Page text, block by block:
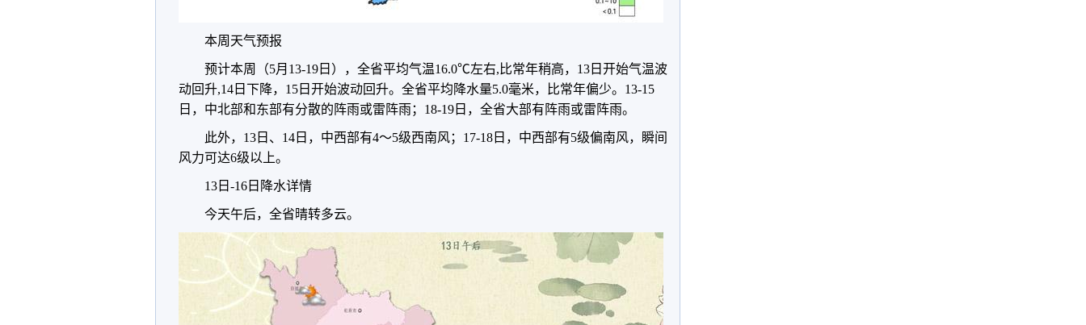
本周天气预报
预计本周（5月13-19日），全省平均气温16.0℃左右,比常年稍高，13日开始气温波
动回升,14日下降，15日开始波动回升。全省平均降水量5.0毫米，比常年偏少。13-15
日，中北部和东部有分散的阵雨或雷阵雨；18-19日，全省大部有阵雨或雷阵雨。
此外，13日、14日，中西部有4～5级西南风；17-18日，中西部有5级偏南风，瞬间
风力可达6级以上。
13日-16日降水详情
今天午后，全省晴转多云。